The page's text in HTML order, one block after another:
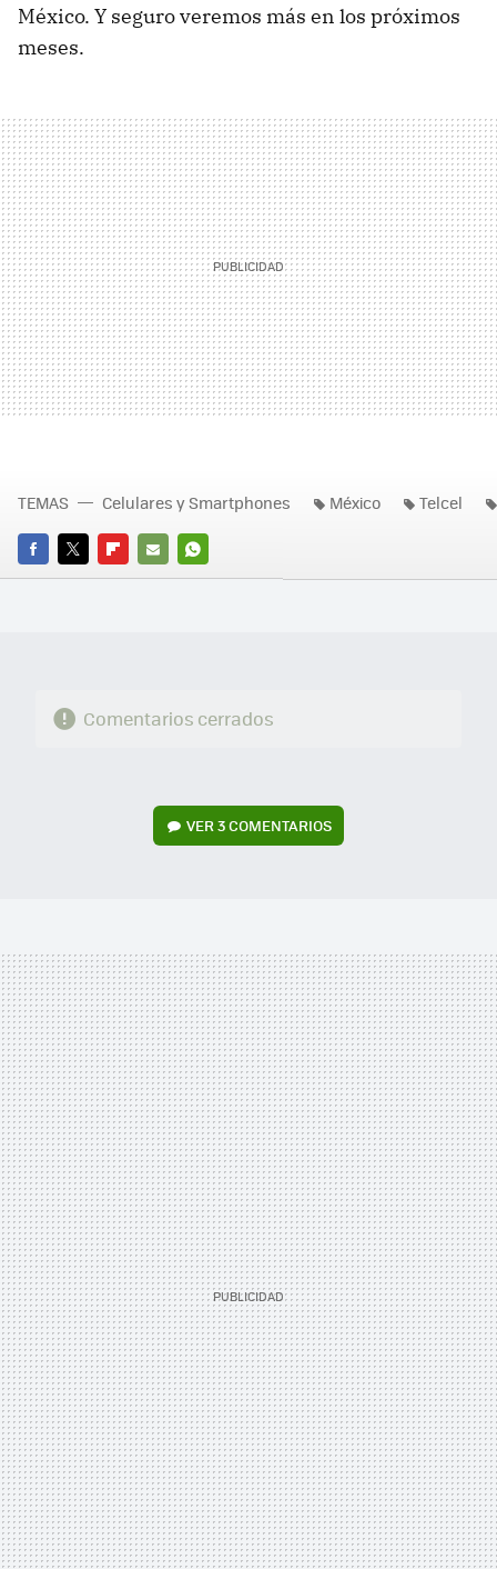
México. Y seguro veremos más en los próximos
meses.
FACEBOOK
TWITTERFLIPBOARD
E-
WHATSAPP
TEMAS Celulares y Smartphones México Telcel
Comentarios cerrados
VER3 COMENTARIOS